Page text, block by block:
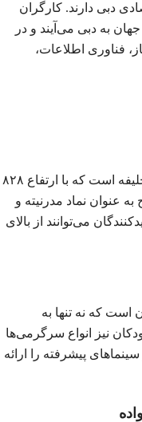
دبی دارند. کارگران
به دبی می‌آیند و در
فناوری اطلاعات،
است که با ارتفاع ۸۲۸
عنوان نماد مدرنیته و
می‌توانند از بالای
است که نه تنها به
نیز انواع سرگرمی‌ها
پیشرفته را ارائه